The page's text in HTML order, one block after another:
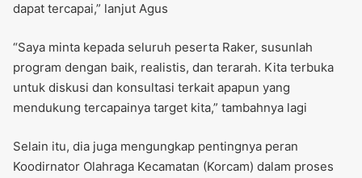
dapat tercapai,” lanjut Agus
“Saya minta kepada seluruh peserta Raker, susunlah
program dengan baik, realistis, dan terarah. Kita terbuka
untuk diskusi dan konsultasi terkait apapun yang
mendukung tercapainya target kita,” tambahnya lagi
Selain itu, dia juga mengungkap pentingnya peran
Koodirnator Olahraga Kecamatan (Korcam) dalam proses